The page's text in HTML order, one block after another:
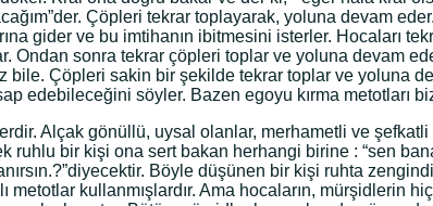
Çöpleri tekrar toplayarak, yoluna devam
gider ve bu imtihanın ibitmesini isterler. Hocaları
sonra tekrar çöpleri toplar ve yoluna devam
bile. Çöpleri sakin bir şekilde tekrar toplar ve yoluna
edebileceğini söyler. Bazen egoyu kırma metotları
Alçak gönüllü, uysal olanlar, merhametli ve
ruhlu bir kişi ona sert bakan herhangi birine : “sen
Böyle düşünen bir kişi ruhta
kullanmışlardır. Ama hocaların, mürşidlerin